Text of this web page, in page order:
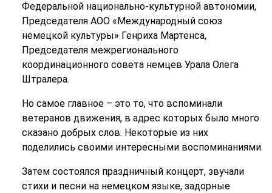
Федеральной национально-культурной автономии,
Председателя АОО «Международный союз
немецкой культуры» Генриха Мартенса,
Председателя межрегионального
координационного совета немцев Урала Олега
Штралера.
Но самое главное – это то, что вспоминали
ветеранов движения, в адрес которых было много
сказано добрых слов. Некоторые из них
поделились своими интересными воспоминаниями.
Затем состоялся праздничный концерт, звучали
стихи и песни на немецком языке, задорные